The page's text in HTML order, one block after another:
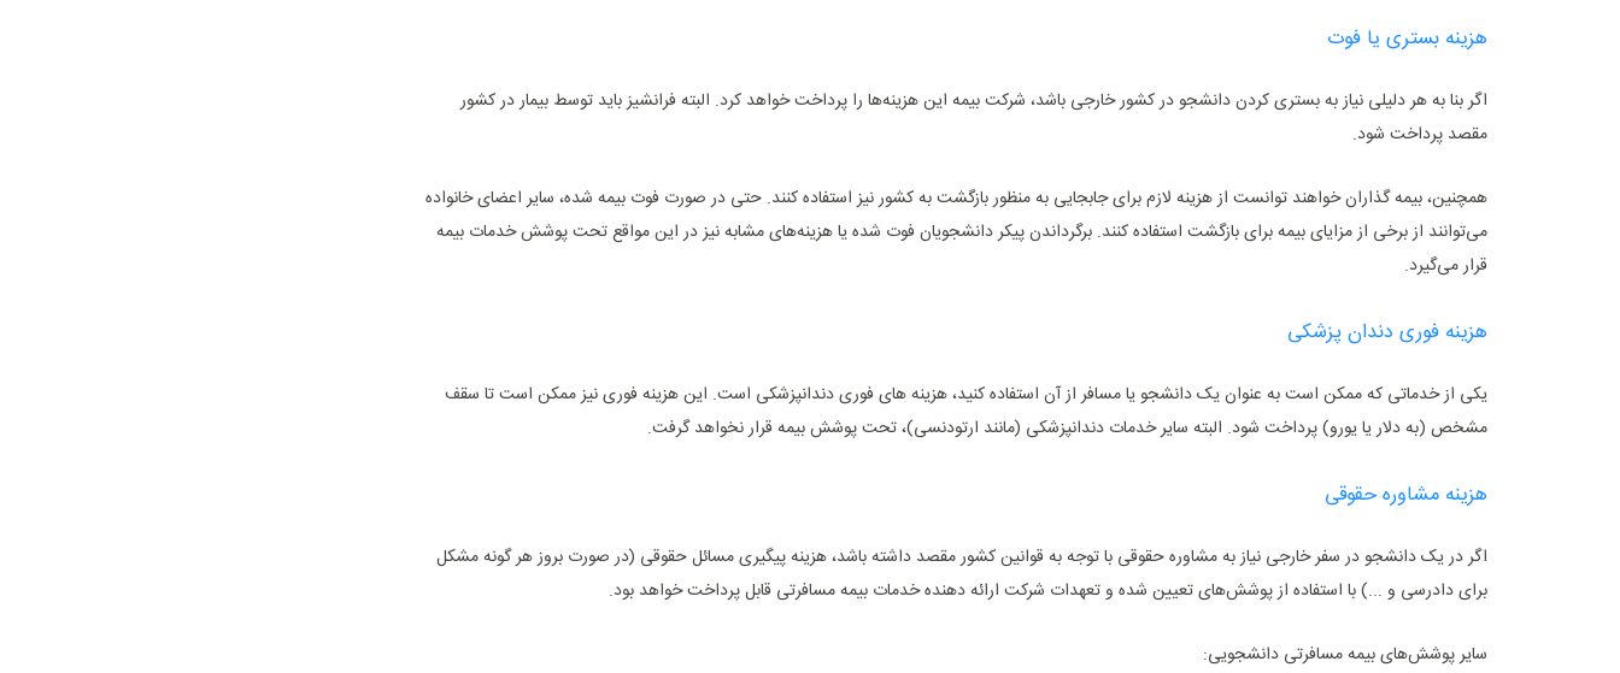
هزینه بستری یا فوت
اگر بنا به هر دلیلی نیاز به بستری کردن دانشجو در کشور خارجی باشد، شرکت بیمه این هزینه‌ها را پرداخت خواهد کرد. البته فرانشیز باید توسط بیمار در کشور
مقصد پرداخت شود.
همچنین، بیمه گذاران خواهند توانست از هزینه لازم برای جابجایی به منظور بازگشت به کشور نیز استفاده کنند. حتی در صورت فوت بیمه شده، سایر اعضای خانواده
می‌توانند از برخی از مزایای بیمه برای بازگشت استفاده کنند. برگرداندن پیکر دانشجویان فوت شده یا هزینه‌های مشابه نیز در این مواقع تحت پوشش خدمات بیمه
قرار می‌گیرد.
هزینه فوری دندان پزشکی
یکی از خدماتی که ممکن است به عنوان یک دانشجو یا مسافر از آن استفاده کنید، هزینه های فوری دندانپزشکی است. این هزینه فوری نیز ممکن است تا سقف
مشخص (به دلار یا یورو) پرداخت شود. البته سایر خدمات دندانپزشکی (مانند ارتودنسی)، تحت پوشش بیمه قرار نخواهد گرفت.
هزینه مشاوره حقوقی
اگر در یک دانشجو در سفر خارجی نیاز به مشاوره حقوقی با توجه به قوانین کشور مقصد داشته باشد، هزینه پیگیری مسائل حقوقی (در صورت بروز هر گونه مشکل
برای دادرسی و ...) با استفاده از پوشش‌های تعیین شده و تعهدات شرکت ارائه دهنده خدمات بیمه مسافرتی قابل پرداخت خواهد بود.
سایر پوشش‌های بیمه مسافرتی دانشجویی: